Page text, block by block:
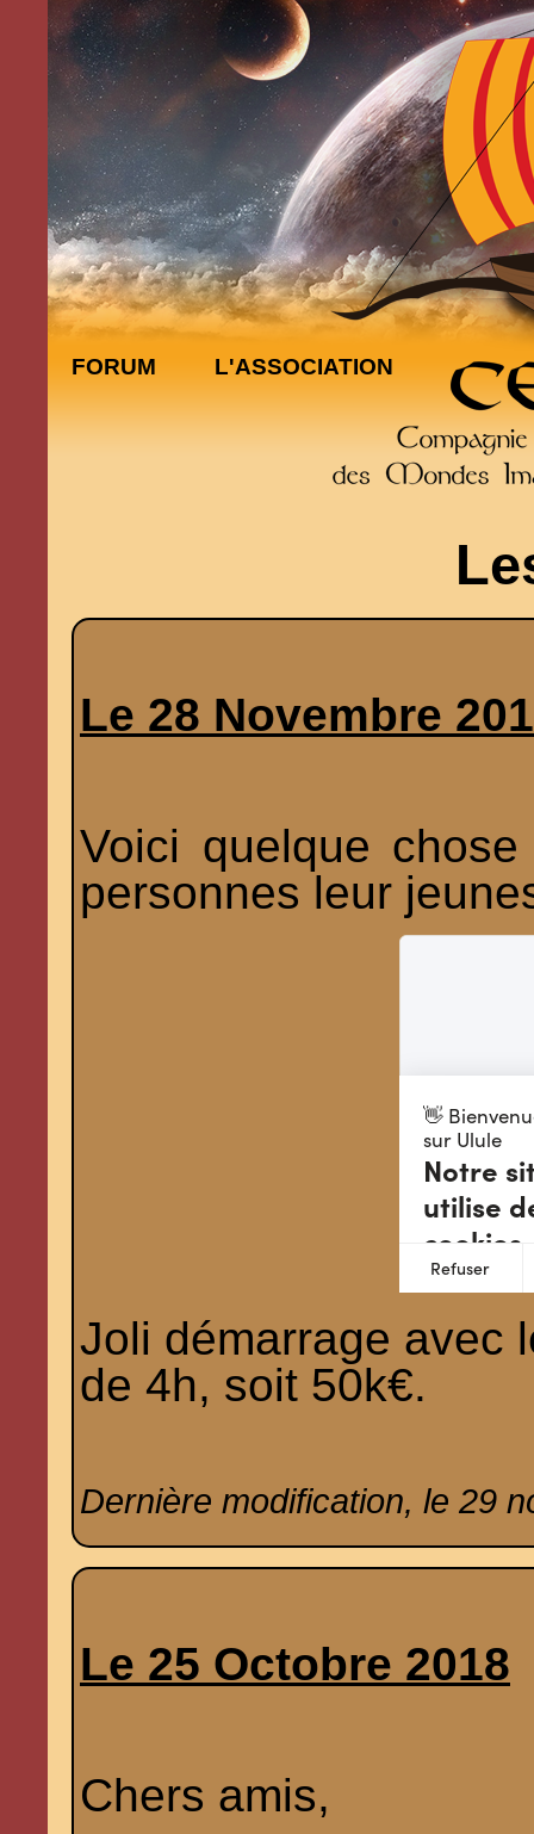
FORUM L'ASSOCIATION
Le 28 Novembre
Voici quelque
personnes leur
Joli démarrage avec
de 4h, soit 50k€.
Dernière modification, le 29
Le 25 Octobre 2018
Chers amis,